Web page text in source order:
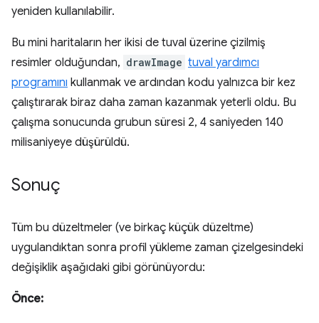
yeniden kullanılabilir.
Bu mini haritaların her ikisi de tuval üzerine çizilmiş
resimler olduğundan, drawImage tuval yardımcı
programını kullanmak ve ardından kodu yalnızca bir kez
çalıştırarak biraz daha zaman kazanmak yeterli oldu. Bu
çalışma sonucunda grubun süresi 2, 4 saniyeden 140
milisaniyeye düşürüldü.
Sonuç
Tüm bu düzeltmeler (ve birkaç küçük düzeltme)
uygulandıktan sonra profil yükleme zaman çizelgesindeki
değişiklik aşağıdaki gibi görünüyordu:
Önce: